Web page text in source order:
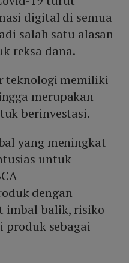
digital di semua
salah satu alasan
reksa dana.
teknologi memiliki
merupakan
berinvestasi.
yang meningkat
untuk
dengan
imbal balik, risiko
produk sebagai